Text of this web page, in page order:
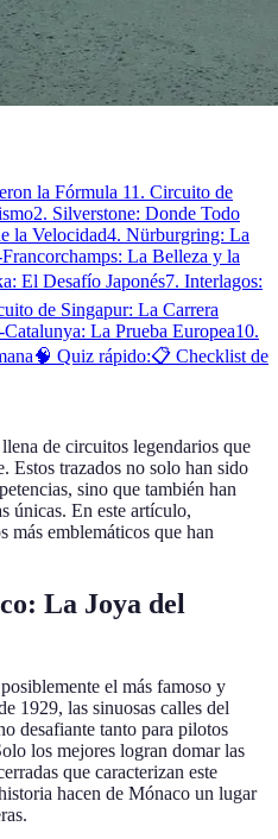
la Fórmula 11. Circuito de
2. Silverstone: Donde Todo
la Velocidad4. Nürburgring: La
Francorchamps: La Belleza y la
El Desafío Japonés7. Interlagos:
de Singapur: La Carrera
La Prueba Europea10.
🧠 Quiz rápido:📋 Checklist de
llena de circuitos legendarios que
Estos trazados no solo han sido
sino que también han
únicas. En este artículo,
más emblemáticos que han
La Joya del
el más famoso y
1929, las sinuosas calles del
desafiante tanto para pilotos
los mejores logran domar las
que caracterizan este
hacen de Mónaco un lugar